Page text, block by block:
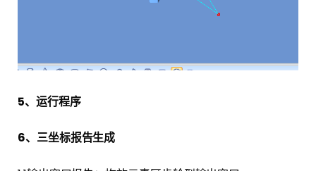
5、运行程序
6、三坐标报告生成